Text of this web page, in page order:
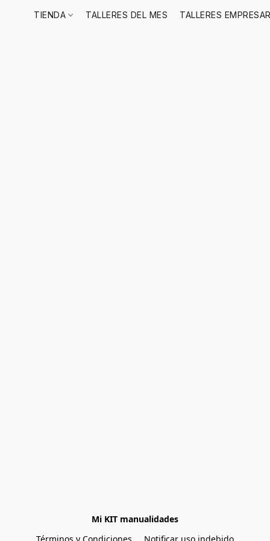
TIENDA TALLERES DEL MES TALLERES
Mi KIT manualidades